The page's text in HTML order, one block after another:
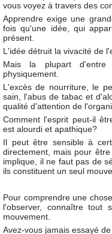
vous voyez à travers des
Apprendre exige une
fois qu'une idée, qui
présent.
L'idée détruit la vivacité de
Mais la plupart d'entre
physiquement.
L'excès de nourriture, le
sain, l'abus de tabac et
qualité d'attention de
Comment l'esprit peut-il
est alourdi et apathique?
Il peut être sensible à
directement, mais pour
implique, il ne faut pas de
ils constituent un seul
Pour comprendre une
l'observer, connaître tout
mouvement.
Avez-vous jamais essayé